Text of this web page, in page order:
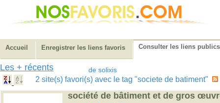
Accueil Enregistrer les liens favoris Consulter les liens publics
Les + récents de solixis
2 site(s) favori(s) avec le tag "societe de batiment"
société de bâtiment et de gros